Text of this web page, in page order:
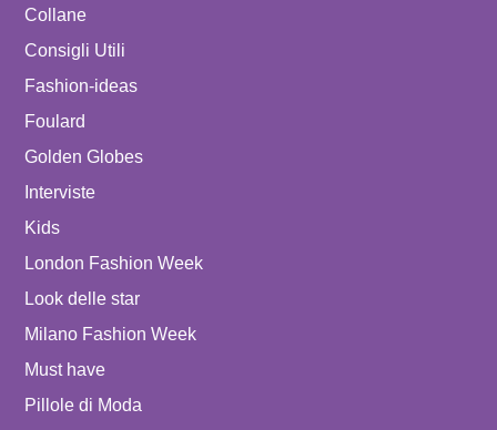
Collane
Consigli Utili
Fashion-ideas
Foulard
Golden Globes
Interviste
Kids
London Fashion Week
Look delle star
Milano Fashion Week
Must have
Pillole di Moda